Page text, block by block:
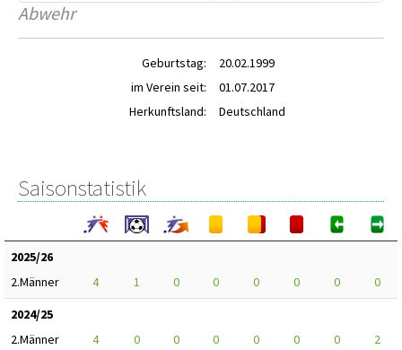
Abwehr
Geburtstag:
20.02.1999
im Verein seit:
01.07.2017
Herkunftsland:
Deutschland
Saisonstatistik
2025/26
2.Männer
4 1 0 0 0 0 0
0
2024/25
2.Männer
4 0 0 0 0 0 0
2